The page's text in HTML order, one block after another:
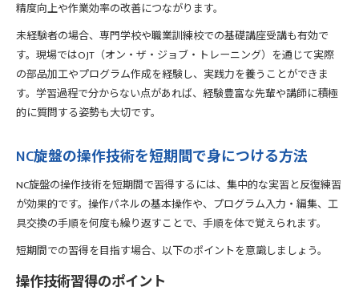
精度向上や作業効率の改善につながります。
未経験者の場合、専門学校や職業訓練校での基礎講座受講も有効で
す。現場ではOJT（オン・ザ・ジョブ・トレーニング）を通じて実際
の部品加工やプログラム作成を経験し、実践力を養うことができま
す。学習過程で分からない点があれば、経験豊富な先輩や講師に積極
的に質問する姿勢も大切です。
NC旋盤の操作技術を短期間で身につける方法
NC旋盤の操作技術を短期間で習得するには、集中的な実習と反復練習
が効果的です。操作パネルの基本操作や、プログラム入力・編集、工
具交換の手順を何度も繰り返すことで、手順を体で覚えられます。
短期間での習得を目指す場合、以下のポイントを意識しましょう。
操作技術習得のポイント